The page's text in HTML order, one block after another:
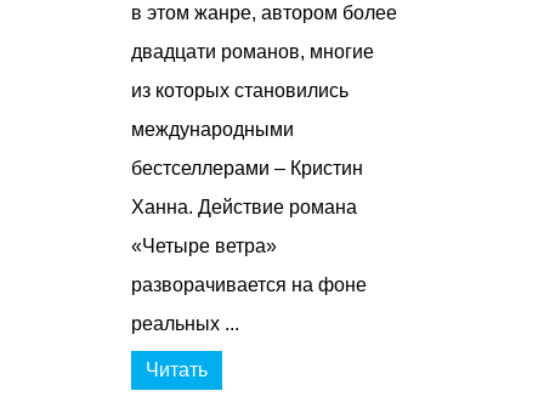
в этом жанре, автором более
двадцати романов, многие
из которых становились
международными
бестселлерами – Кристин
Ханна. Действие романа
«Четыре ветра»
разворачивается на фоне
реальных ...
Читать